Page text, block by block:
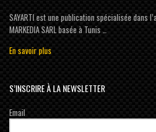
SAYARTI est une publication spécialisée dans
MARKEDIA SARL basée à Tunis …
En savoir plus
S’INSCRIRE À LA NEWSLETTER
Email